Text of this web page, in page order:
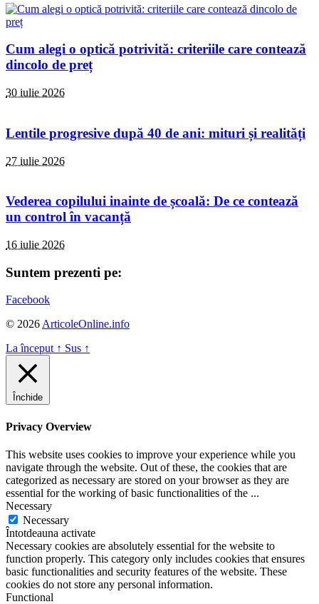
Cum alegi o optică potrivită: criteriile care contează
dincolo de preț
30 iulie 2026
Lentile progresive după 40 de ani: mituri și realități
27 iulie 2026
Vederea copilului inainte de școală: De ce contează
un control în vacanță
16 iulie 2026
Suntem prezenti pe:
Facebook
© 2026 ArticoleOnline.info
La început ↑ Sus ↑
Închide
Privacy Overview
This website uses cookies to improve your experience while you
navigate through the website. Out of these, the cookies that are
categorized as necessary are stored on your browser as they are
essential for the working of basic functionalities of the ...
Necessary
Necessary
Întotdeauna activate
Necessary cookies are absolutely essential for the website to
function properly. This category only includes cookies that ensures
basic functionalities and security features of the website. These
cookies do not store any personal information.
Functional